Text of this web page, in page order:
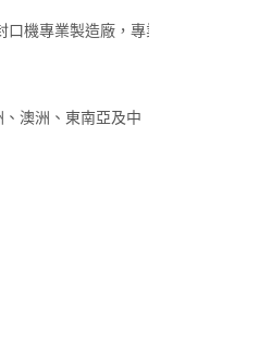
機專業製造廠，專業
澳洲、東南亞及中